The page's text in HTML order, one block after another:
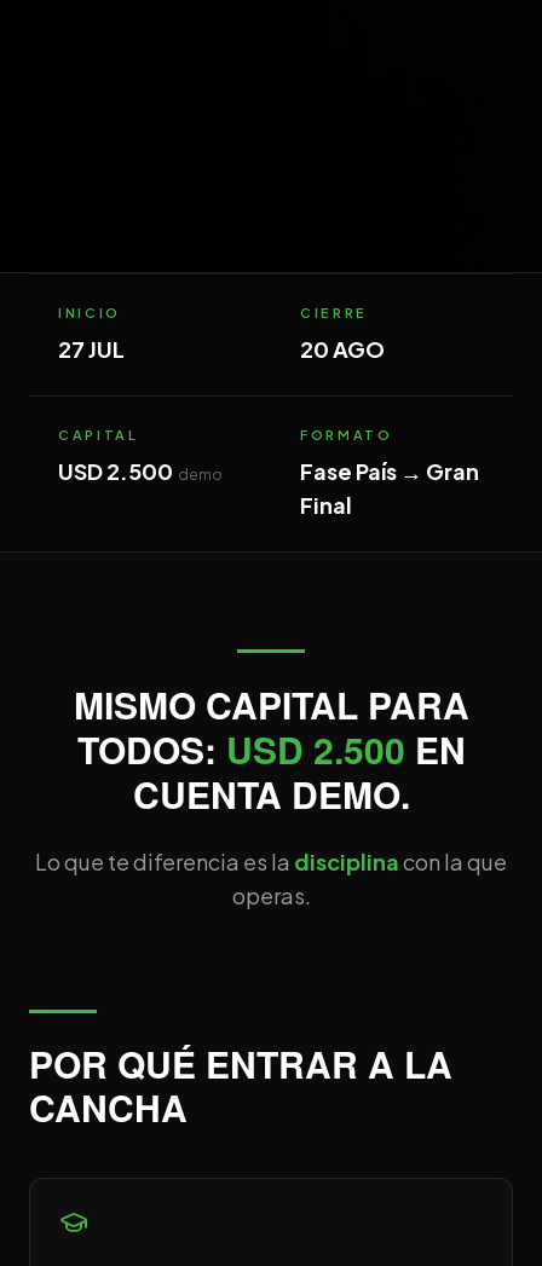
INICIO
27 JUL
CIERRE
20 AGO
CAPITAL
USD 2.500 demo
FORMATO
Fase País → Gran
Final
MISMO CAPITAL PARA
TODOS: USD 2.500 EN
CUENTA DEMO.
Lo que te diferencia es la disciplinacon la que
operas.
POR QUÉ ENTRAR A LA
CANCHA